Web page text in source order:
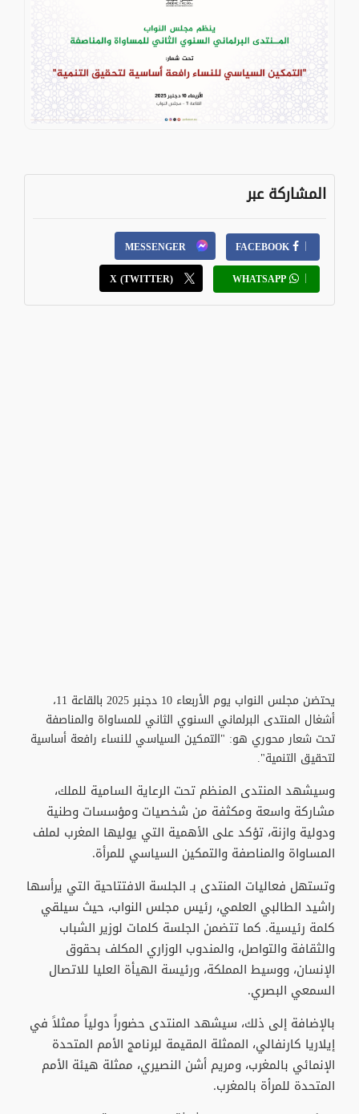
المشاركة عبر
FACEBOOK
MESSENGER
WHATSAPP
X (TWITTER)
يحتضن مجلس النواب يوم الأربعاء 10 دجنبر 2025 بالقاعة 11،
أشغال المنتدى البرلماني السنوي الثاني للمساواة والمناصفة
تحت شعار محوري هو: "التمكين السياسي للنساء رافعة أساسية
لتحقيق التنمية".
و​سيشهد المنتدى المنظم تحت الرعاية السامية للملك،
مشاركة واسعة ومكثفة من شخصيات ومؤسسات وطنية
ودولية وازنة، تؤكد على الأهمية التي يوليها المغرب لملف
المساواة والمناصفة والتمكين السياسي للمرأة.
وتستهل فعاليات المنتدى بـ الجلسة الافتتاحية التي يرأسها
راشيد الطالبي العلمي، رئيس مجلس النواب، حيث سيلقي
كلمة رئيسية. كما تتضمن الجلسة كلمات لوزير الشباب
والثقافة والتواصل، والمندوب الوزاري المكلف بحقوق
الإنسان، ووسيط المملكة، ورئيسة الهيأة العليا للاتصال
السمعي البصري.
بالإضافة إلى ذلك، سيشهد المنتدى حضوراً دولياً ممثلاً في
إيلاريا كارنفالي، الممثلة المقيمة لبرنامج الأمم المتحدة
الإنمائي بالمغرب، ومريم أشن النصيري، ممثلة هيئة الأمم
المتحدة للمرأة بالمغرب.